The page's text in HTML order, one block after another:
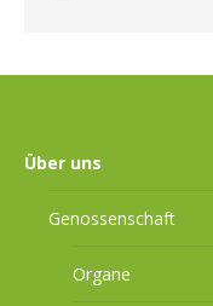
Über uns
Genossenschaft
Organe